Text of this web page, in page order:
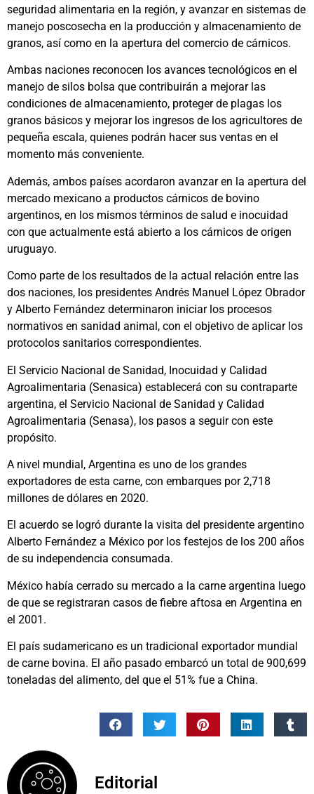
seguridad alimentaria en la región, y avanzar en sistemas de
manejo poscosecha en la producción y almacenamiento de
granos, así como en la apertura del comercio de cárnicos.
Ambas naciones reconocen los avances tecnológicos en el
manejo de silos bolsa que contribuirán a mejorar las
condiciones de almacenamiento, proteger de plagas los
granos básicos y mejorar los ingresos de los agricultores de
pequeña escala, quienes podrán hacer sus ventas en el
momento más conveniente.
Además, ambos países acordaron avanzar en la apertura del
mercado mexicano a productos cárnicos de bovino
argentinos, en los mismos términos de salud e inocuidad
con que actualmente está abierto a los cárnicos de origen
uruguayo.
Como parte de los resultados de la actual relación entre las
dos naciones, los presidentes Andrés Manuel López Obrador
y Alberto Fernández determinaron iniciar los procesos
normativos en sanidad animal, con el objetivo de aplicar los
protocolos sanitarios correspondientes.
El Servicio Nacional de Sanidad, Inocuidad y Calidad
Agroalimentaria (Senasica) establecerá con su contraparte
argentina, el Servicio Nacional de Sanidad y Calidad
Agroalimentaria (Senasa), los pasos a seguir con este
propósito.
A nivel mundial, Argentina es uno de los grandes
exportadores de esta carne, con embarques por 2,718
millones de dólares en 2020.
El acuerdo se logró durante la visita del presidente argentino
Alberto Fernández a México por los festejos de los 200 años
de su independencia consumada.
México había cerrado su mercado a la carne argentina luego
de que se registraran casos de fiebre aftosa en Argentina en
el 2001.
El país sudamericano es un tradicional exportador mundial
de carne bovina. El año pasado embarcó un total de 900,699
toneladas del alimento, del que el 51% fue a China.
Editorial